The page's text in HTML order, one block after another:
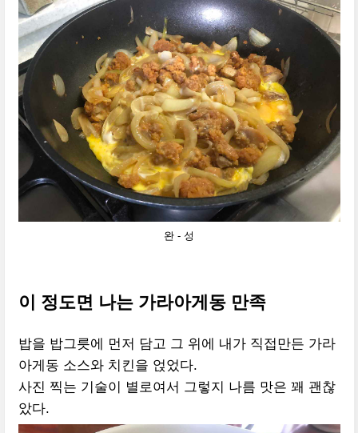
완 - 성
이 정도면 나는 가라아게동 만족
밥을 밥그릇에 먼저 담고 그 위에 내가 직접만든 가라
아게동 소스와 치킨을 얹었다.
사진 찍는 기술이 별로여서 그렇지 나름 맛은 꽤 괜찮
았다.